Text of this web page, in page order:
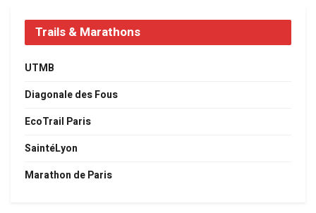
Trails & Marathons
UTMB
Diagonale des Fous
EcoTrail Paris
SaintéLyon
Marathon de Paris